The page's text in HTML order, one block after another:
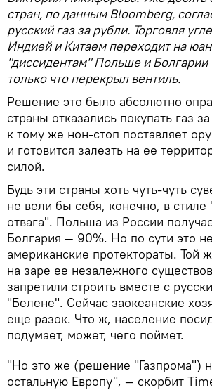
стран, по данным Bloomberg,
русский газ за рубли. Торговля
Индией и Китаем переходит на
"диссидентам" Польше и Болгарии
только что перекрыл вентиль.
Решение это было абсолютно
страны отказались покупать газ
к тому же нон-стоп поставляет
и готовится залезть на ее
силой.
Будь эти страны хоть чуть-чуть
не вели бы себя, конечно, в стиле
отвага". Польша из России
Болгария — 90%. Но по сути это
американские протектораты. Той
на заре ее незалежного
запретили строить вместе с
"Белене". Сейчас заокеанские
еще разок. Что ж, население
подумает, может, чего поймет.
"Но это же (решение "Газпрома")
остальную Европу", — скорбит